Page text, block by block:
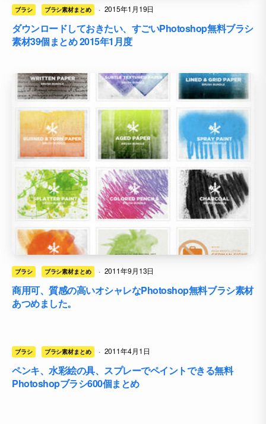
ブラシ ブラシ素材まとめ · 2015年1月19日
ダウンロードしておきたい、すごいPhotoshop無料ブラシ
素材39個まとめ 2015年1月度
ブラシ ブラシ素材まとめ · 2011年9月13日
商用可、質感の高いオシャレなPhotoshop無料ブラシ素材
あつめました。
ブラシ ブラシ素材まとめ · 2011年4月1日
ペンキ、水彩絵の具、スプレーでペイントできる無料
Photoshopブラシ600個まとめ